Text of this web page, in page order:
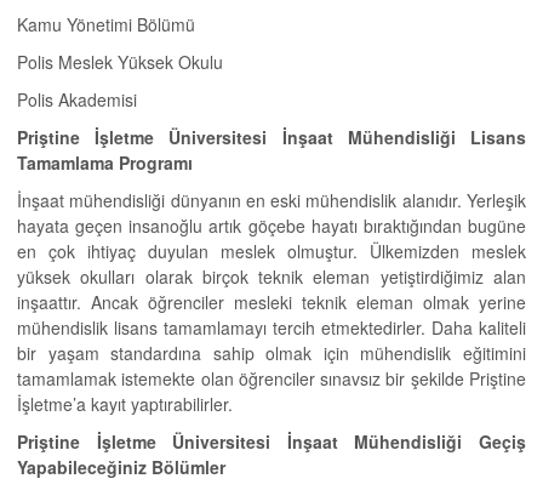
Kamu Yönetimi Bölümü
Polis Meslek Yüksek Okulu
Polis Akademisi
Priştine İşletme Üniversitesi İnşaat Mühendisliği Lisans
Tamamlama Programı
İnşaat mühendisliği dünyanın en eski mühendislik alanıdır. Yerleşik
hayata geçen insanoğlu artık göçebe hayatı bıraktığından bugüne
en çok ihtiyaç duyulan meslek olmuştur. Ülkemizden meslek
yüksek okulları olarak birçok teknik eleman yetiştirdiğimiz alan
inşaattır. Ancak öğrenciler mesleki teknik eleman olmak yerine
mühendislik lisans tamamlamayı tercih etmektedirler. Daha kaliteli
bir yaşam standardına sahip olmak için mühendislik eğitimini
tamamlamak istemekte olan öğrenciler sınavsız bir şekilde Priştine
İşletme’a kayıt yaptırabilirler.
Priştine İşletme Üniversitesi İnşaat Mühendisliği Geçiş
Yapabileceğiniz Bölümler